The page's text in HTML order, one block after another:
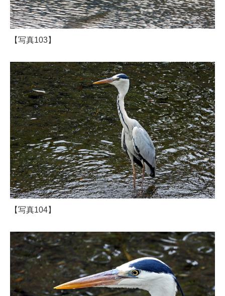
【写真103】
【写真104】